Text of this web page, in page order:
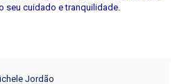
seu cuidado e tranquilidade.
Jordão